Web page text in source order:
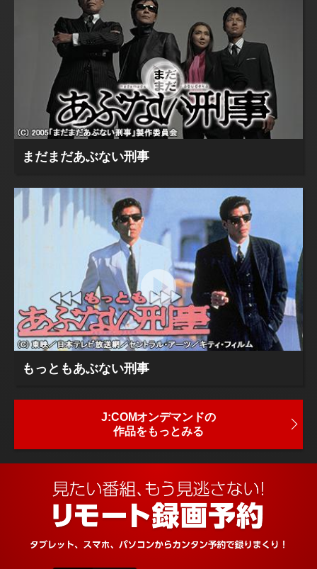
まだまだあぶない刑事
もっともあぶない刑事
J:COMオンデマンドの
作品をもっとみる